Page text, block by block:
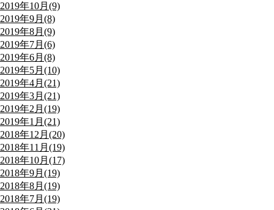
2019年10月(9)
2019年9月(8)
2019年8月(9)
2019年7月(6)
2019年6月(8)
2019年5月(10)
2019年4月(21)
2019年3月(21)
2019年2月(19)
2019年1月(21)
2018年12月(20)
2018年11月(19)
2018年10月(17)
2018年9月(19)
2018年8月(19)
2018年7月(19)